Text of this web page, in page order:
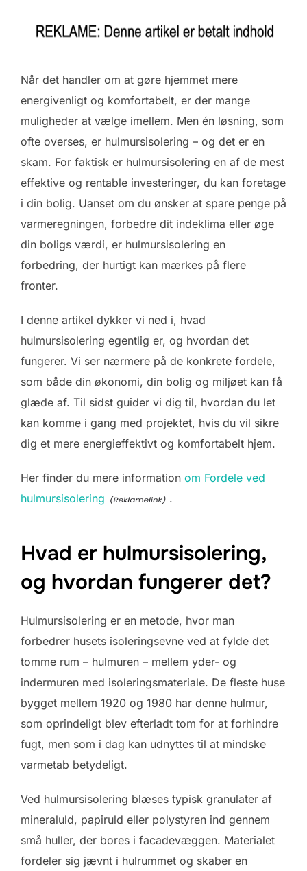
Når det handler om at gøre hjemmet mere
energivenligt og komfortabelt, er der mange
muligheder at vælge imellem. Men én løsning, som
ofte overses, er hulmursisolering – og det er en
skam. For faktisk er hulmursisolering en af de mest
effektive og rentable investeringer, du kan foretage
i din bolig. Uanset om du ønsker at spare penge på
varmeregningen, forbedre dit indeklima eller øge
din boligs værdi, er hulmursisolering en
forbedring, der hurtigt kan mærkes på flere
fronter.
I denne artikel dykker vi ned i, hvad
hulmursisolering egentlig er, og hvordan det
fungerer. Vi ser nærmere på de konkrete fordele,
som både din økonomi, din bolig og miljøet kan få
glæde af. Til sidst guider vi dig til, hvordan du let
kan komme i gang med projektet, hvis du vil sikre
dig et mere energieffektivt og komfortabelt hjem.
Her finder du mere information om Fordele ved
hulmursisolering
.
Hvad er hulmursisolering,
og hvordan fungerer det?
Hulmursisolering er en metode, hvor man
forbedrer husets isoleringsevne ved at fylde det
tomme rum – hulmuren – mellem yder- og
indermuren med isoleringsmateriale. De fleste huse
bygget mellem 1920 og 1980 har denne hulmur,
som oprindeligt blev efterladt tom for at forhindre
fugt, men som i dag kan udnyttes til at mindske
varmetab betydeligt.
Ved hulmursisolering blæses typisk granulater af
mineraluld, papiruld eller polystyren ind gennem
små huller, der bores i facadevæggen. Materialet
fordeler sig jævnt i hulrummet og skaber en